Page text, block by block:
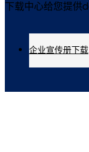
下载中心给您提供
企业宣传册下载